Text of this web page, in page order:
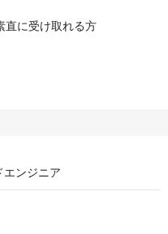
直に受け取れる方
エンジニア